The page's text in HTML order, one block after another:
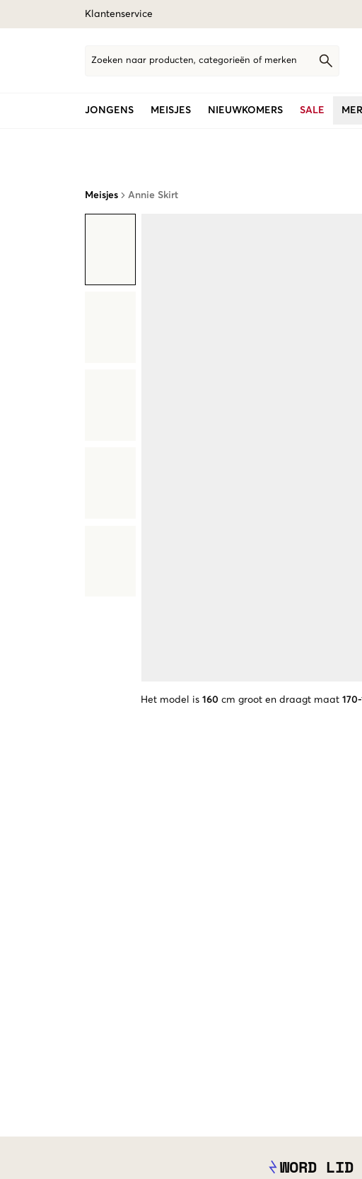
Klantenservice
Zoeken naar producten, categorieën of merken
JONGENS MEISJES NIEUWKOMERS SALE
Meisjes Annie Skirt
Het model is 160 cm groot en draagt maat 170-
WORD